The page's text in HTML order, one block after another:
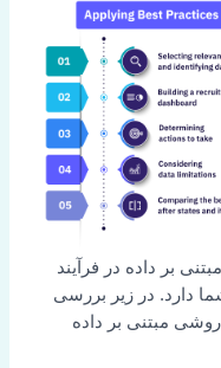
بر داده در فرآیند
دارد. در زیر بررسی
روشی مبتنی بر داده